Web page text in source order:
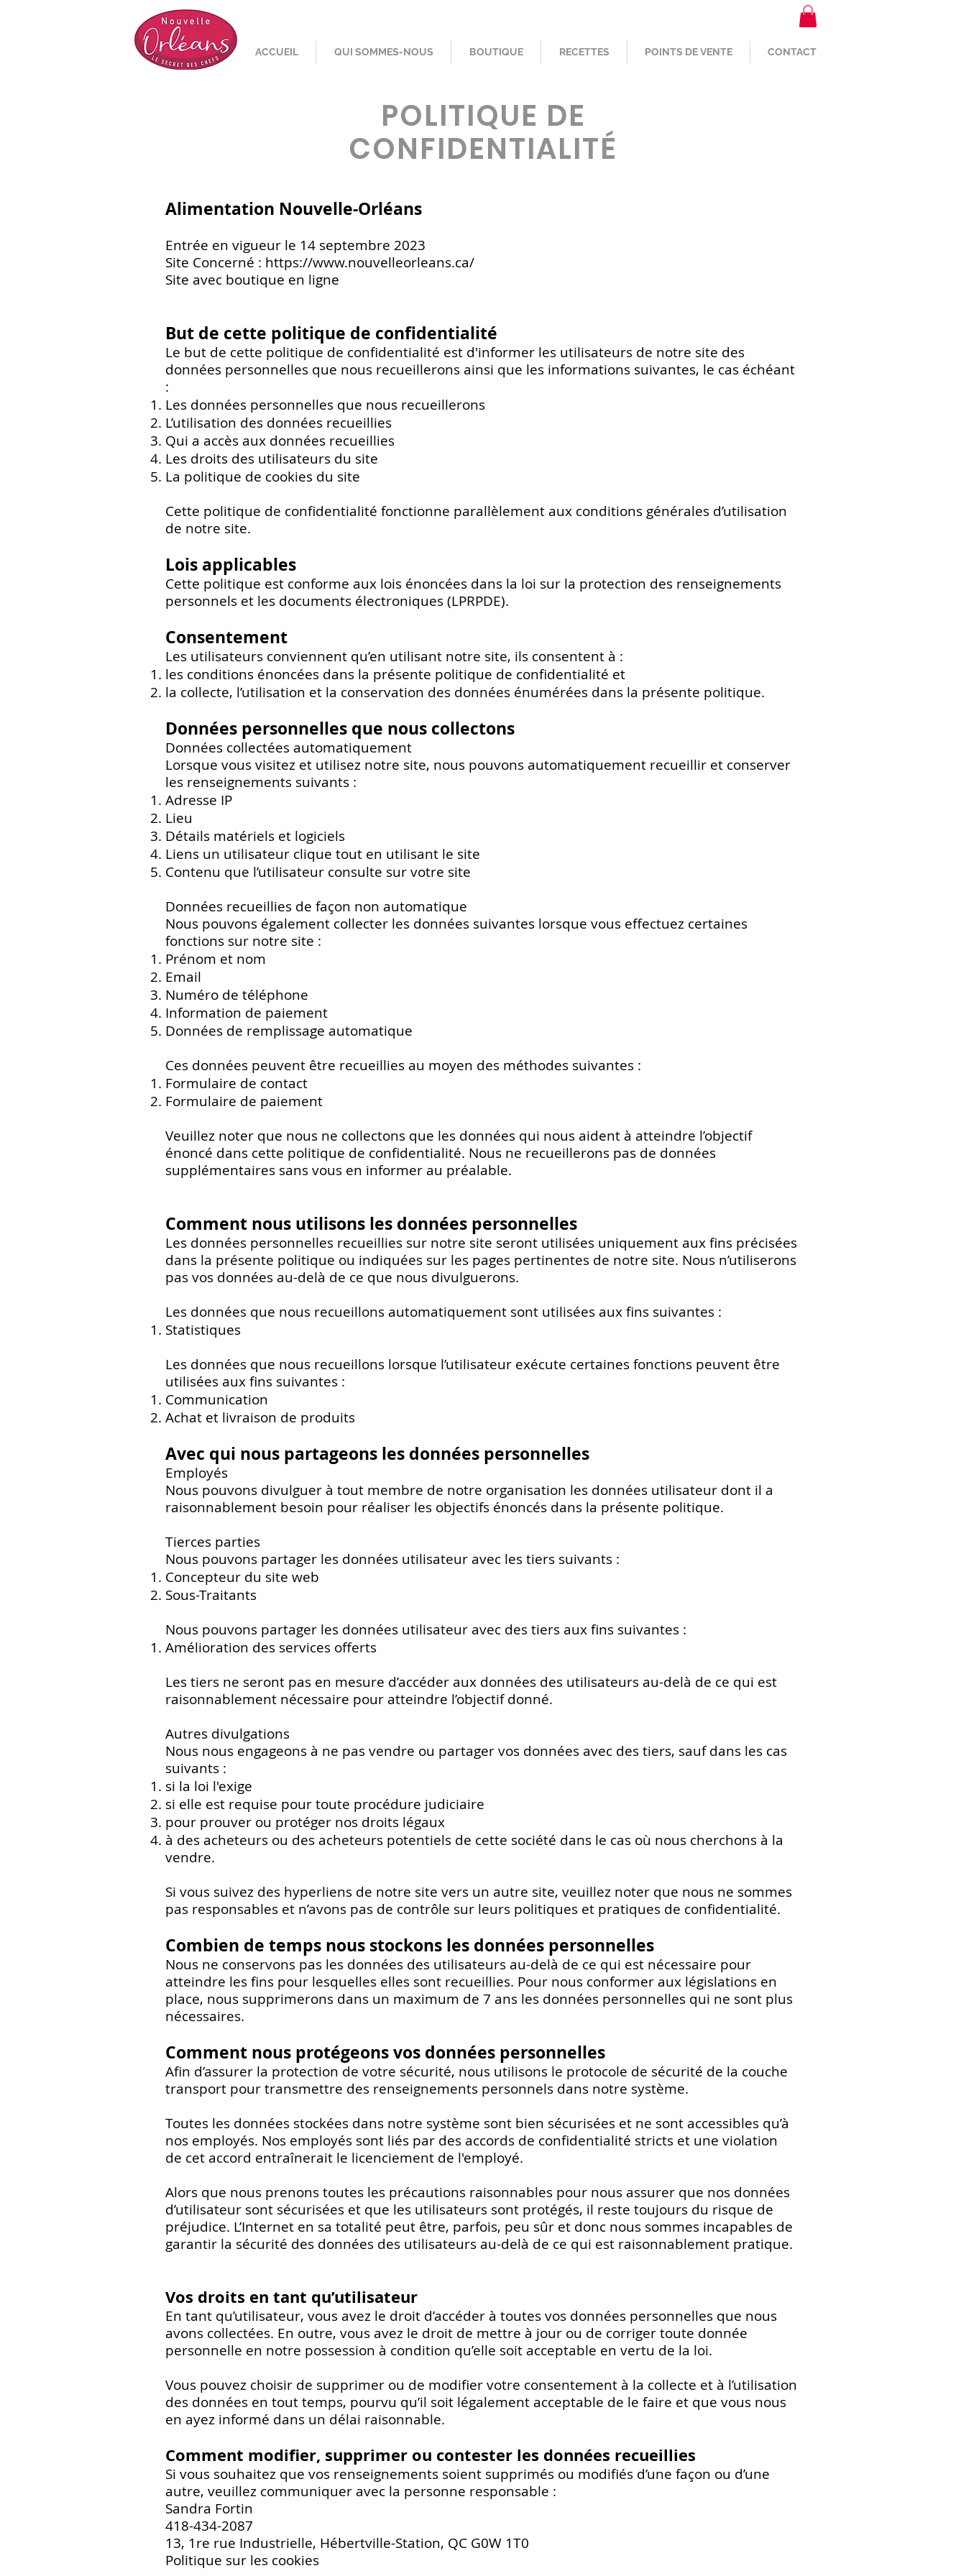
ACCUEIL QUI SOMMES-NOUS BOUTIQUE RECETTES POINTS DE VENTE CONTACT
POLITIQUE DE
CONFIDENTIALITÉ
Alimentation Nouvelle-Orléans
Entrée en vigueur le 14 septembre 2023
Site Concerné : https://www.nouvelleorleans.ca/
Site avec boutique en ligne
But de cette politique de confidentialité
Le but de cette politique de confidentialité est d'informer les utilisateurs de notre site des
données personnelles que nous recueillerons ainsi que les informations suivantes, le cas échéant
:
Les données personnelles que nous recueillerons
L’utilisation des données recueillies
Qui a accès aux données recueillies
Les droits des utilisateurs du site
La politique de cookies du site
Cette politique de confidentialité fonctionne parallèlement aux conditions générales d’utilisation
de notre site.
Lois applicables
Cette politique est conforme aux lois énoncées dans la loi sur la protection des renseignements
personnels et les documents électroniques (LPRPDE).
Consentement
Les utilisateurs conviennent qu’en utilisant notre site, ils consentent à :
les conditions énoncées dans la présente politique de confidentialité et
la collecte, l’utilisation et la conservation des données énumérées dans la présente politique.
Données personnelles que nous collectons
Données collectées automatiquement
Lorsque vous visitez et utilisez notre site, nous pouvons automatiquement recueillir et conserver
les renseignements suivants :
Adresse IP
Lieu
Détails matériels et logiciels
Liens un utilisateur clique tout en utilisant le site
Contenu que l’utilisateur consulte sur votre site
Données recueillies de façon non automatique
Nous pouvons également collecter les données suivantes lorsque vous effectuez certaines
fonctions sur notre site :
Prénom et nom
Email
Numéro de téléphone
Information de paiement
Données de remplissage automatique
Ces données peuvent être recueillies au moyen des méthodes suivantes :
Formulaire de contact
Formulaire de paiement
Veuillez noter que nous ne collectons que les données qui nous aident à atteindre l’objectif
énoncé dans cette politique de confidentialité. Nous ne recueillerons pas de données
supplémentaires sans vous en informer au préalable.
Comment nous utilisons les données personnelles
Les données personnelles recueillies sur notre site seront utilisées uniquement aux fins précisées
dans la présente politique ou indiquées sur les pages pertinentes de notre site. Nous n’utiliserons
pas vos données au-delà de ce que nous divulguerons.
Les données que nous recueillons automatiquement sont utilisées aux fins suivantes :
Statistiques
Les données que nous recueillons lorsque l’utilisateur exécute certaines fonctions peuvent être
utilisées aux fins suivantes :
Communication
Achat et livraison de produits
Avec qui nous partageons les données personnelles
Employés
Nous pouvons divulguer à tout membre de notre organisation les données utilisateur dont il a
raisonnablement besoin pour réaliser les objectifs énoncés dans la présente politique.
Tierces parties
Nous pouvons partager les données utilisateur avec les tiers suivants :
Concepteur du site web
Sous-Traitants
Nous pouvons partager les données utilisateur avec des tiers aux fins suivantes :
Amélioration des services offerts
Les tiers ne seront pas en mesure d’accéder aux données des utilisateurs au-delà de ce qui est
raisonnablement nécessaire pour atteindre l’objectif donné.
Autres divulgations
Nous nous engageons à ne pas vendre ou partager vos données avec des tiers, sauf dans les cas
suivants :
si la loi l'exige
si elle est requise pour toute procédure judiciaire
pour prouver ou protéger nos droits légaux
à des acheteurs ou des acheteurs potentiels de cette société dans le cas où nous cherchons à la
vendre.
Si vous suivez des hyperliens de notre site vers un autre site, veuillez noter que nous ne sommes
pas responsables et n’avons pas de contrôle sur leurs politiques et pratiques de confidentialité.
Combien de temps nous stockons les données personnelles
Nous ne conservons pas les données des utilisateurs au-delà de ce qui est nécessaire pour
atteindre les fins pour lesquelles elles sont recueillies. Pour nous conformer aux législations en
place, nous supprimerons dans un maximum de 7 ans les données personnelles qui ne sont plus
nécessaires.
Comment nous protégeons vos données personnelles
Afin d’assurer la protection de votre sécurité, nous utilisons le protocole de sécurité de la couche
transport pour transmettre des renseignements personnels dans notre système.
Toutes les données stockées dans notre système sont bien sécurisées et ne sont accessibles qu’à
nos employés. Nos employés sont liés par des accords de confidentialité stricts et une violation
de cet accord entraînerait le licenciement de l'employé.
Alors que nous prenons toutes les précautions raisonnables pour nous assurer que nos données
d’utilisateur sont sécurisées et que les utilisateurs sont protégés, il reste toujours du risque de
préjudice. L’Internet en sa totalité peut être, parfois, peu sûr et donc nous sommes incapables de
garantir la sécurité des données des utilisateurs au-delà de ce qui est raisonnablement pratique.
Vos droits en tant qu’utilisateur
En tant qu’utilisateur, vous avez le droit d’accéder à toutes vos données personnelles que nous
avons collectées. En outre, vous avez le droit de mettre à jour ou de corriger toute donnée
personnelle en notre possession à condition qu’elle soit acceptable en vertu de la loi.
Vous pouvez choisir de supprimer ou de modifier votre consentement à la collecte et à l’utilisation
des données en tout temps, pourvu qu’il soit légalement acceptable de le faire et que vous nous
en ayez informé dans un délai raisonnable.
Comment modifier, supprimer ou contester les données recueillies
Si vous souhaitez que vos renseignements soient supprimés ou modifiés d’une façon ou d’une
autre, veuillez communiquer avec la personne responsable :
Sandra Fortin
418-434-2087
13, 1re rue Industrielle, Hébertville-Station, QC G0W 1T0
Politique sur les cookies